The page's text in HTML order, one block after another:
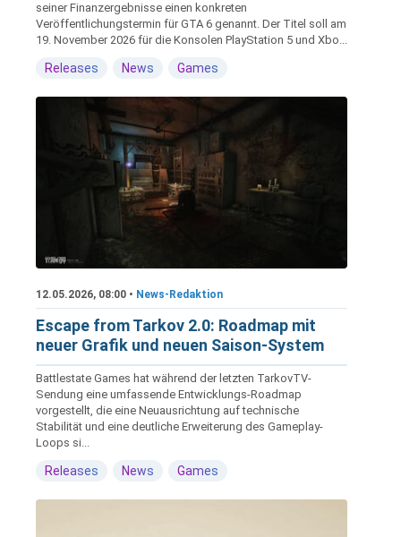
seiner Finanzergebnisse einen konkreten
Veröffentlichungstermin für GTA 6 genannt. Der Titel soll am
19. November 2026 für die Konsolen PlayStation 5 und Xbo...
Releases News Games
12.05.2026, 08:00 • News-Redaktion
Escape from Tarkov 2.0: Roadmap mit
neuer Grafik und neuen Saison-System
Battlestate Games hat während der letzten TarkovTV-
Sendung eine umfassende Entwicklungs-Roadmap
vorgestellt, die eine Neuausrichtung auf technische
Stabilität und eine deutliche Erweiterung des Gameplay-
Loops si...
Releases News Games